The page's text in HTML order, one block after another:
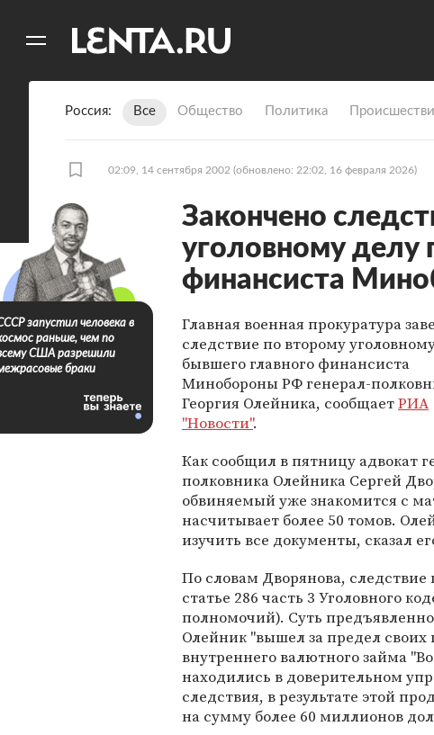
Россия Все Общество Политика
02:09, 14 сентября 2002 (обновлено: 22:02, 16 февраля 2026)
Закончено
уголовному делу
финансиста
Главная военная прокуратура
следствие по второму
бывшего главного финансиста
Минобороны РФ генерал-
Георгия Олейника, сообщаетРИА
"Новости".
Как сообщил в пятницу адвокат
полковника Олейника Сергей
обвиняемый уже знакомится с
насчитывает более 50 томов.
изучить все документы, сказал
По словам Дворянова,
статье 286 часть 3 Уголовного
полномочий). Суть
Олейник "вышел за предел
внутреннего валютного займа
находились в доверительном
следствия, в результате этой
на сумму более 60 миллионов
запустил человека в
раньше, чем по
США разрешили
браки